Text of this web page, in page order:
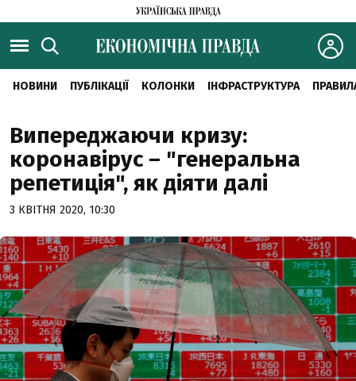
НОВИНИ ПУБЛІКАЦІЇ КОЛОНКИ ІНФРАСТРУКТУРА
Випереджаючи кризу:
коронавірус – "генеральна
репетиція", як діяти далі
3 КВІТНЯ 2020, 10:30